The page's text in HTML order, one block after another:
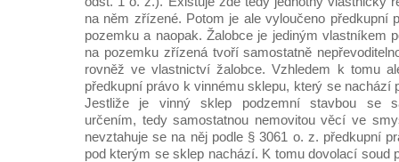
na něm zřízené. Potom je ale vyloučeno předkupní
pozemku a naopak. Žalobce je jediným vlastníkem
na pozemku zřízená tvoří samostatně
rovněž ve vlastnictví žalobce. Vzhledem k tomu
předkupní právo k vinnému sklepu, který se nachází
Jestliže je vinný sklep podzemní stavbou se
určením, tedy samostatnou nemovitou věcí ve
nevztahuje se na něj podle § 3061 o. z. předkupní
pod kterým se sklep nachází. K tomu dovolací soud